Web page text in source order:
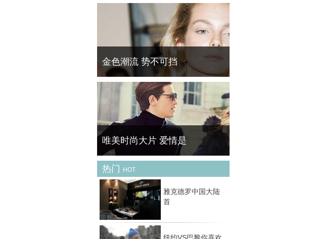
平日梳头在梳子上缠上脱发是十分常见的，积
久了看着非常不舒服。 菁华 ( FineBornChina
)教你快速清理梳子的残余头发。
金色潮流 势不可挡
黄金首饰是一种风格多变的珠宝配饰 , 它可经
典可休闲可时尚可古典，关键在于你的着装与
场合。然而 , 最经典的莫过于简约款式 , 如果
你希望入手的黄金配饰能持续好几季，那么选
择
唯美时尚大片 爱情是
经典爱情主题时尚大片——从邂逅，到坠入爱
河，再到相濡以沫抑或相忘于江湖，爱情中的
每个阶段在这些组时尚大片中得以尽现。
热门 HOT
雅克德罗中国大陆
首